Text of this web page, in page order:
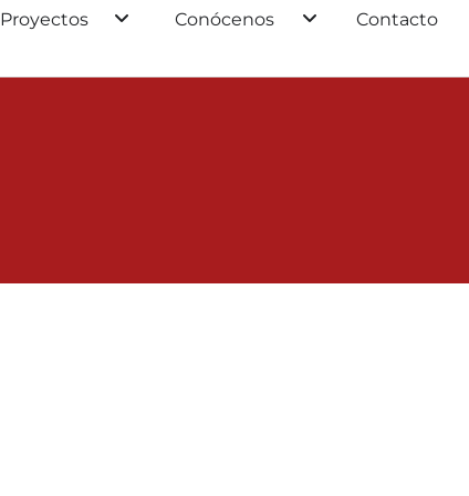
Proyectos Conócenos Contacto